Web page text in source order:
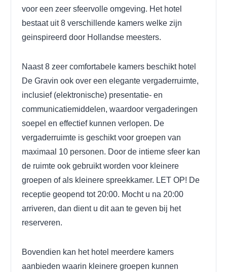
voor een zeer sfeervolle omgeving. Het hotel
bestaat uit 8 verschillende kamers welke zijn
geinspireerd door Hollandse meesters.
Naast 8 zeer comfortabele kamers beschikt hotel
De Gravin ook over een elegante vergaderruimte,
inclusief (elektronische) presentatie- en
communicatiemiddelen, waardoor vergaderingen
soepel en effectief kunnen verlopen. De
vergaderruimte is geschikt voor groepen van
maximaal 10 personen. Door de intieme sfeer kan
de ruimte ook gebruikt worden voor kleinere
groepen of als kleinere spreekkamer. LET OP! De
receptie geopend tot 20:00. Mocht u na 20:00
arriveren, dan dient u dit aan te geven bij het
reserveren.
Bovendien kan het hotel meerdere kamers
aanbieden waarin kleinere groepen kunnen